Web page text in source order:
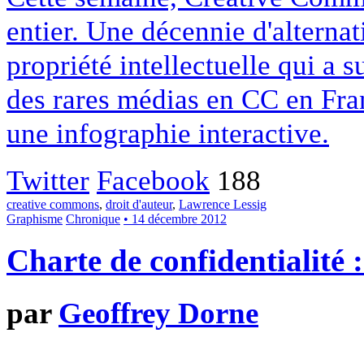
entier. Une décennie
propriété intellectuelle qui a
des rares médias en CC en
une infographie interactive.
Twitter Facebook 188
creative commons, droit d'auteur, Lawrence Lessig
Graphisme Chronique • 14 décembre 2012
Charte de confidentialité
par Geoffrey Dorne